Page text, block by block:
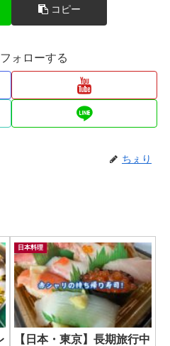
コピー
ォローする
ちぇり
日本料理
【日本・東京】長期旅行中